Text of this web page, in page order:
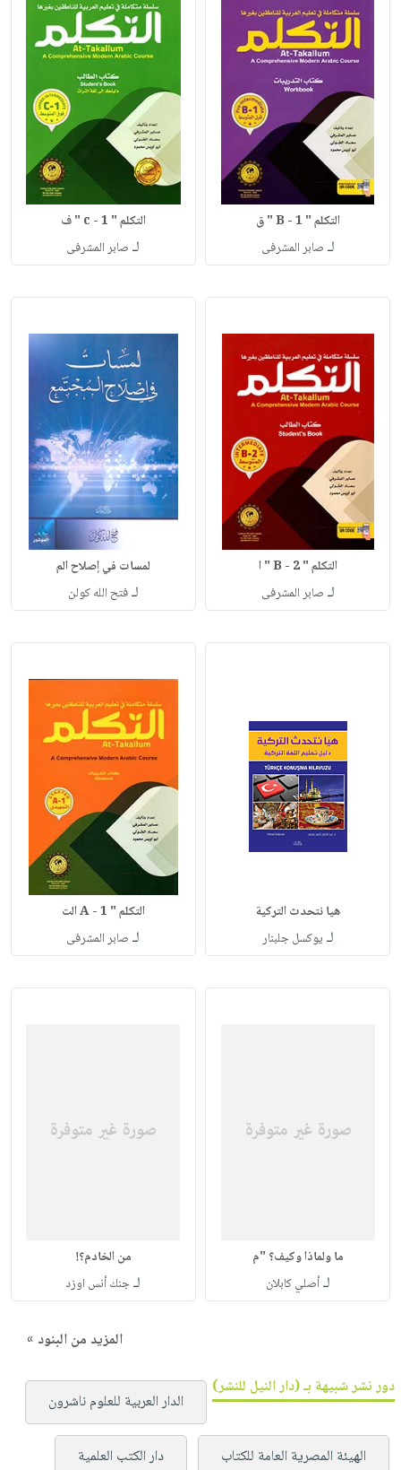
التكلم " B - 1 " ق
لـ صابر المشرفى
التكلم " c - 1 " ف
لـ صابر المشرفى
التكلم " B - 2 " ا
لـ صابر المشرفى
لمسات في إصلاح الم
لـفتح الله كولن
هيا نتحدث التركية
لـ يوكسل جلبنار
التكلم " A - 1 الت
لـ صابر المشرفى
ما ولماذا وكيف؟ "م
لـأصلي كابلان
من الخادم؟!
لـجنك أنس اوزد
المزيد من البنود »
دور نشر شبيهة بـ (دار النيل للنشر)
الدار العربية للعلوم ناشرون
الهيئة المصرية العامة للكتاب دار الكتب العلمية